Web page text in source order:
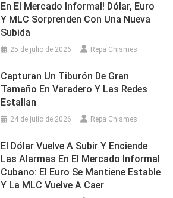
En El Mercado Informal! Dólar, Euro
Y MLC Sorprenden Con Una Nueva
Subida
25 de julio de 2026 Repa Chismes
Capturan Un Tiburón De Gran
Tamaño En Varadero Y Las Redes
Estallan
24 de julio de 2026 Repa Chismes
El Dólar Vuelve A Subir Y Enciende
Las Alarmas En El Mercado Informal
Cubano: El Euro Se Mantiene Estable
Y La MLC Vuelve A Caer